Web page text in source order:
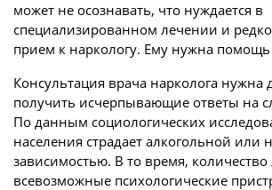
может не осознавать, что нуждается в
специализированном лечении и
прием к наркологу. Ему нужна помощь
Консультация врача нарколога нужна
получить исчерпывающие ответы на
По данным социологических
населения страдает алкогольной или
зависимостью. В то время,
всевозможные психологические